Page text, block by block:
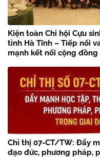
Kiện toàn Chi hội Cựu
tỉnh Hà Tĩnh – Tiếp nối
mạnh kết nối cộng đồng
Chỉ thị 07-CT/TW: Đẩy
đạo đức, phương pháp,